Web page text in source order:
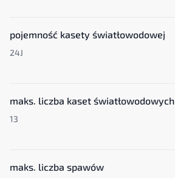
pojemność kasety światłowodowej
24J
maks. liczba kaset światłowodowych
13
maks. liczba spawów